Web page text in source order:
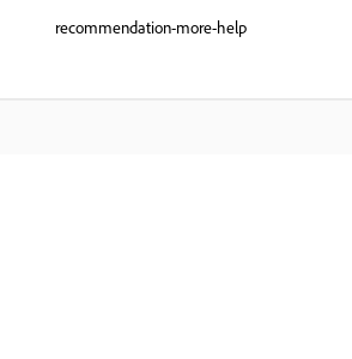
recommendation-more-help